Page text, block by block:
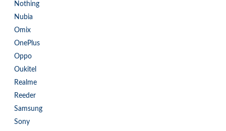
Nothing
Nubia
Omix
OnePlus
Oppo
Oukitel
Realme
Reeder
Samsung
Sony